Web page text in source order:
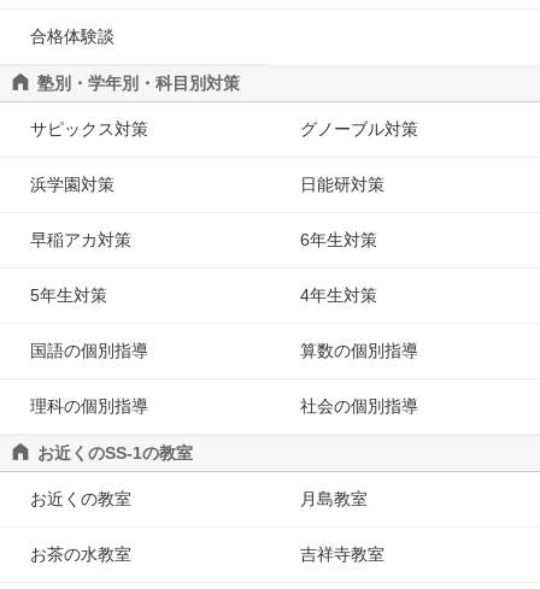
合格体験談
塾別・学年別・科目別対策
サピックス対策 グノーブル対策
浜学園対策 日能研対策
早稲アカ対策 6年生対策
5年生対策 4年生対策
国語の個別指導 算数の個別指導
理科の個別指導 社会の個別指導
お近くのSS-1の教室
お近くの教室 月島教室
お茶の水教室 吉祥寺教室